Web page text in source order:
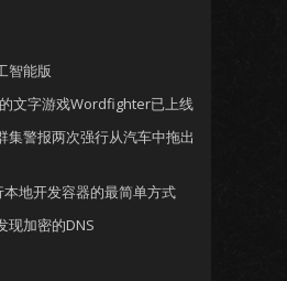
智能版
文字游戏Wordfighter已上线
集警报两次强行从汽车中拖出
地开发容器的最简单方式
现加密的DNS